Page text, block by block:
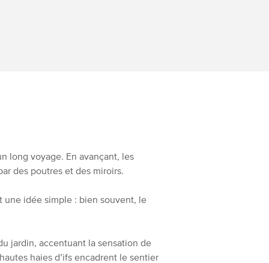
long voyage. En avançant, les
des poutres et des miroirs.
une idée simple : bien souvent, le
jardin, accentuant la sensation de
haies d’ifs encadrent le sentier